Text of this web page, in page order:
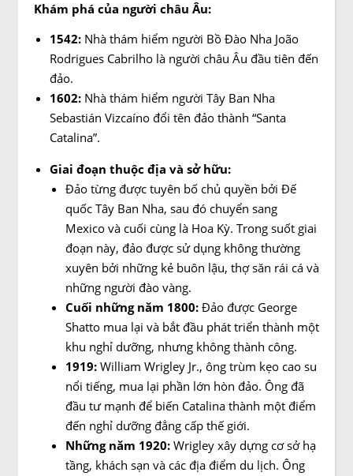
Khám phá của người châu Âu:
1542: Nhà thám hiểm người Bồ Đào Nha João
Rodrigues Cabrilho là người châu Âu đầu tiên đến
đảo.
1602: Nhà thám hiểm người Tây Ban Nha
Sebastián Vizcaíno đổi tên đảo thành “Santa
Catalina”.
Giai đoạn thuộc địa và sở hữu:
Đảo từng được tuyên bố chủ quyền bởi Đế
quốc Tây Ban Nha, sau đó chuyển sang
Mexico và cuối cùng là Hoa Kỳ. Trong suốt giai
đoạn này, đảo được sử dụng không thường
xuyên bởi những kẻ buôn lậu, thợ săn rái cá và
những người đào vàng.
Cuối những năm 1800: Đảo được George
Shatto mua lại và bắt đầu phát triển thành một
khu nghỉ dưỡng, nhưng không thành công.
1919: William Wrigley Jr., ông trùm kẹo cao su
nổi tiếng, mua lại phần lớn hòn đảo. Ông đã
đầu tư mạnh để biến Catalina thành một điểm
đến nghỉ dưỡng đẳng cấp thế giới.
Những năm 1920: Wrigley xây dựng cơ sở hạ
tầng, khách sạn và các địa điểm du lịch. Ông